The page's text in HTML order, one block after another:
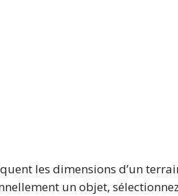
les dimensions d’un
un objet,